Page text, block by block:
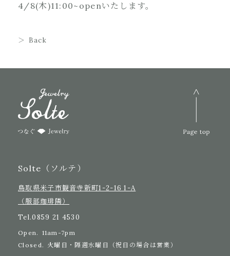
4/8(木)11:00~openいたします。
Back
Solte（ソルテ）
鳥取県米子市観音寺新町1-2-16 1-A
（服部珈琲隣）
Tel.0859 21 4530
Open. 11am-7pm
Closed. 火曜日・隔週水曜日（祝日の場合は営業）